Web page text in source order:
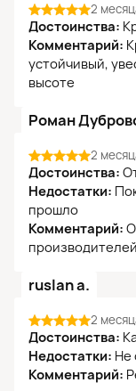
2
Достоинства:
Комментарий:
устойчивый,
высоте
Роман
2
Достоинства:
Недостатки:
прошло
Комментарий:
ruslan a.
2
Достоинства:
Недостатки: Не
Комментарий: